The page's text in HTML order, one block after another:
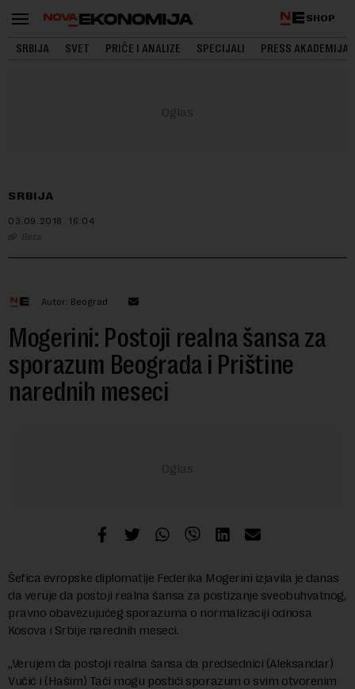
SHOP
SRBIJA SVET PRIČE I ANALIZE SPECIJALI PRESS AKADEMIJA
SRBIJA
03.09.2018. 16:04
Beta
Autor: Beograd
Mogerini: Postoji realna šansa za
sporazum Beograda i Prištine
narednih meseci
Šefica evropske diplomatije Federika Mogerini izjavila je danas
da veruje da postoji realna šansa za postizanje sveobuhvatnog,
pravno obavezujućeg sporazuma o normalizaciji odnosa
Kosova i Srbije narednih meseci.
„Verujem da postoji realna šansa da predsednici (Aleksandar)
Vučić i (Hašim) Tači mogu postići sporazum o svim otvorenim